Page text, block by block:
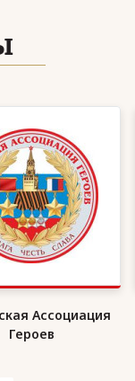
Ассоциация
Героев